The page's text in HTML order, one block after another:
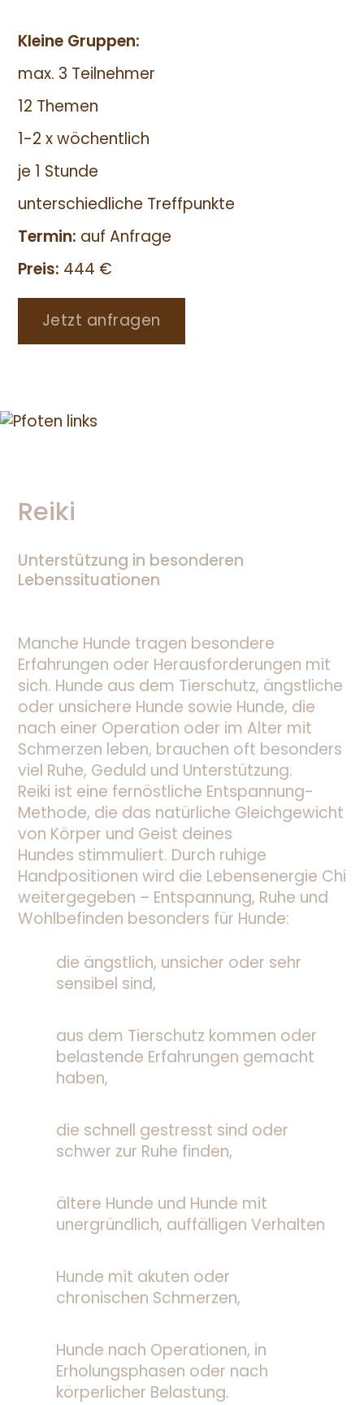
Kleine Gruppen:
max. 3 Teilnehmer
12 Themen
1-2 x wöchentlich
je 1 Stunde
unterschiedliche Treffpunkte
Termin: auf Anfrage
Preis: 444 €
Jetzt anfragen
Reiki
Unterstützung in besonderen
Lebenssituationen
Manche Hunde tragen besondere
Erfahrungen oder Herausforderungen mit
sich. Hunde aus dem Tierschutz, ängstliche
oder unsichere Hunde sowie Hunde, die
nach einer Operation oder im Alter mit
Schmerzen leben, brauchen oft besonders
viel Ruhe, Geduld und Unterstützung.
Reiki ist eine fernöstliche Entspannung-
Methode, die das natürliche Gleichgewicht
von Körper und Geist deines
Hundes stimmuliert. Durch ruhige
Handpositionen wird die Lebensenergie Chi
weitergegeben – Entspannung, Ruhe und
Wohlbefinden besonders für Hunde:
die ängstlich, unsicher oder sehr
sensibel sind,
aus dem Tierschutz kommen oder
belastende Erfahrungen gemacht
haben,
die schnell gestresst sind oder
schwer zur Ruhe finden,
ältere Hunde und Hunde mit
unergründlich, auffälligen Verhalten
Hunde mit akuten oder
chronischen Schmerzen,
Hunde nach Operationen, in
Erholungsphasen oder nach
körperlicher Belastung.